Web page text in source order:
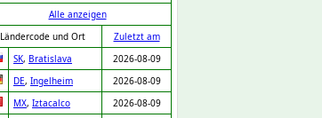
Alle anzeigen
Ländercode und Ort
Zuletzt am
SK, Bratislava
2026-08-09
DE, Ingelheim
2026-08-09
MX, Iztacalco
2026-08-09